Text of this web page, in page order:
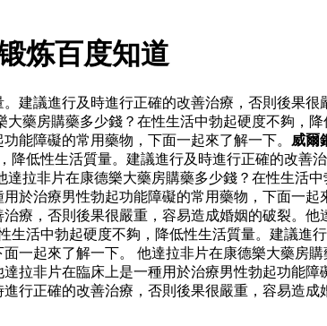
炼百度知道
建議進行及時進行正確的改善治療，否則後果
藥房購藥多少錢？在性生活中勃起硬度不夠，
能障礙的常用藥物，下面一起來了解一下。 威爾
低性生活質量。建議進行及時進行正確的改善
拉非片在康德樂大藥房購藥多少錢？在性生活
於治療男性勃起功能障礙的常用藥物，下面一起
療，否則後果很嚴重，容易造成婚姻的破裂。
生活中勃起硬度不夠，降低性生活質量。建議進
一起來了解一下。 他達拉非片在康德樂大藥房
拉非片在臨床上是一種用於治療男性勃起功能
行正確的改善治療，否則後果很嚴重，容易造